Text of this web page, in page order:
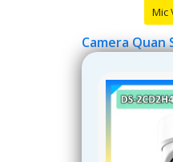
Mic
Camera Quan